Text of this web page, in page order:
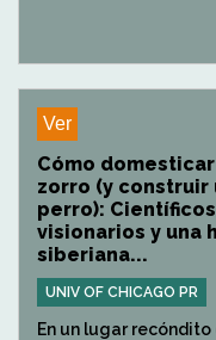
Ver
Cómo domesticar
zorro (y construir
perro): Científicos
visionarios y una
siberiana...
UNIV OF CHICAGO PR
En un lugar recóndito